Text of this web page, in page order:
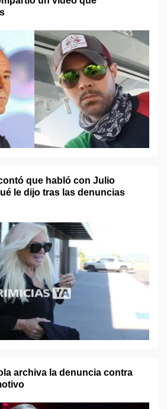
que habló con Julio
le dijo tras las denuncias
archiva la denuncia contra